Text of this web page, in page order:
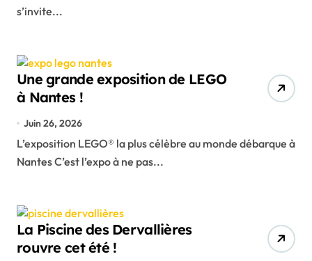
s’invite...
Une grande exposition de LEGO
à Nantes !
Juin 26, 2026
L’exposition LEGO® la plus célèbre au monde débarque à
Nantes C’est l’expo à ne pas...
La Piscine des Dervallières
rouvre cet été !